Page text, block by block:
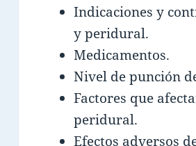
Indicaciones y
y peridural.
Medicamentos.
Nivel de punción
Factores que
peridural.
Efectos adversos